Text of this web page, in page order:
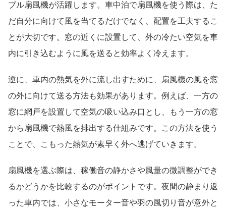
ブル扇風機が活躍します。車中泊で扇風機を使う際は、た
だ自分に向けて風を当てるだけでなく、配置を工夫するこ
とが大切です。窓の近くに設置して、外の冷たい空気を車
内に引き込むように風を送ると効率よく冷えます。
逆に、車内の熱気を外に流し出すために、扇風機の風を窓
の外に向けて送る方法も効果があります。例えば、一方の
窓に網戸を設置して空気の吸い込み口とし、もう一方の窓
から扇風機で熱風を排出する仕組みです。この方法を使う
ことで、こもった熱気が素早く外へ逃げていきます。
扇風機を選ぶ際は、稼働音の静かさや風量の微調整ができ
るかどうかを比較するのがポイントです。夜間の静まり返
った車内では、小さなモーター音や羽の風切り音が意外と